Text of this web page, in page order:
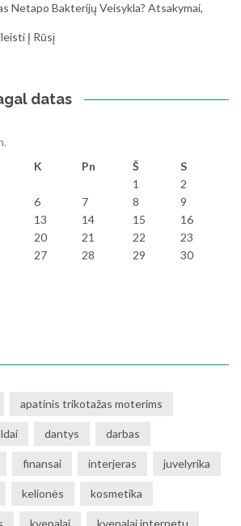
Netapo Bakterijų Veisykla? Atsakymai,
Į Rūsį
datas
K Pn Š
S
1
2
6 7 8
9
13 14 15
16
20 21 22
23
27 28 29
30
apatinis trikotažas moterims
dantys darbas
finansai interjeras juvelyrika
kelionės kosmetika
kvepalai kvepalai internetu